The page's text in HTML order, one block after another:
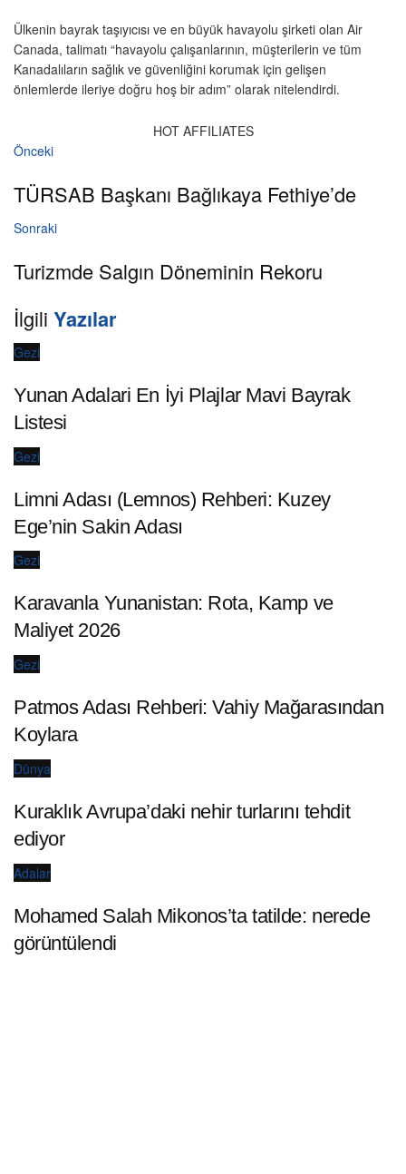
Ülkenin bayrak taşıyıcısı ve en büyük havayolu şirketi olan Air
Canada, talimatı “havayolu çalışanlarının, müşterilerin ve tüm
Kanadalıların sağlık ve güvenliğini korumak için gelişen
önlemlerde ileriye doğru hoş bir adım” olarak nitelendirdi.
HOT AFFILIATES
Önceki
TÜRSAB Başkanı Bağlıkaya Fethiye’de
Sonraki
Turizmde Salgın Döneminin Rekoru
İlgili Yazılar
Gezi
Yunan Adalari En İyi Plajlar Mavi Bayrak
Listesi
Gezi
Limni Adası (Lemnos) Rehberi: Kuzey
Ege’nin Sakin Adası
Gezi
Karavanla Yunanistan: Rota, Kamp ve
Maliyet 2026
Gezi
Patmos Adası Rehberi: Vahiy Mağarasından
Koylara
Dünya
Kuraklık Avrupa’daki nehir turlarını tehdit
ediyor
Adalar
Mohamed Salah Mikonos’ta tatilde: nerede
görüntülendi